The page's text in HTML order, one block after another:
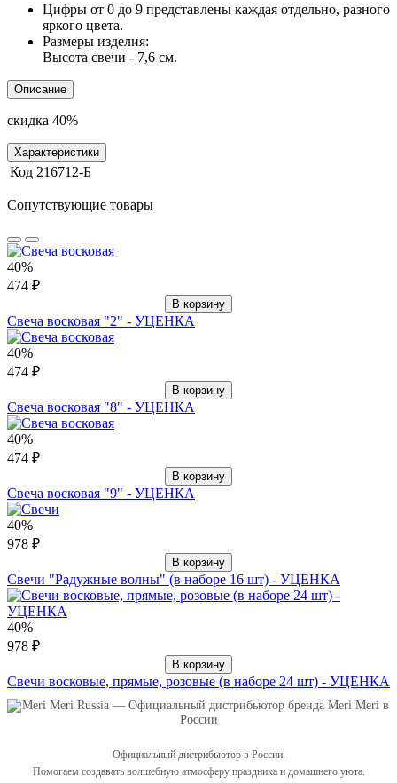
Цифры от 0 до 9 представлены каждая отдельно, разного
яркого цвета.
Размеры изделия:
Высота свечи - 7,6 см.
Описание
скидка 40%
Характеристики
Код 216712-Б
Сопутствующие товары
40%
474 ₽
В корзину
Свеча восковая "2" - УЦЕНКА
40%
474 ₽
В корзину
Свеча восковая "8" - УЦЕНКА
40%
474 ₽
В корзину
Свеча восковая "9" - УЦЕНКА
40%
978 ₽
В корзину
Свечи "Радужные волны" (в наборе 16 шт) - УЦЕНКА
40%
978 ₽
В корзину
Свечи восковые, прямые, розовые (в наборе 24 шт) - УЦЕНКА
Официальный дистрибьютор в России.
Помогаем создавать волшебную атмосферу праздника и домашнего уюта.